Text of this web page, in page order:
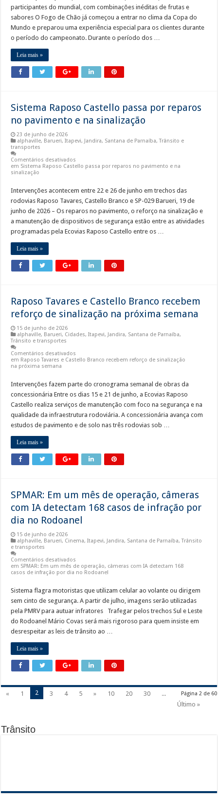
participantes do mundial, com combinações inéditas de frutas e
sabores O Fogo de Chão já começou a entrar no clima da Copa do
Mundo e preparou uma experiência especial para os clientes durante
o período do campeonato. Durante o período dos …
Leia mais »
Sistema Raposo Castello passa por reparos
no pavimento e na sinalização
23 de junho de 2026
alphaville, Barueri,Itapevi, Jandira, Santana de Parnaíba,Trânsito e
transportes
Comentários desativados
em Sistema Raposo Castello passa por reparos no pavimento e na
sinalização
Intervenções acontecem entre 22 e 26 de junho em trechos das
rodovias Raposo Tavares, Castello Branco e SP-029 Barueri, 19 de
junho de 2026 – Os reparos no pavimento, o reforço na sinalização e
a manutenção de dispositivos de segurança estão entre as atividades
programadas pela Ecovias Raposo Castello entre os …
Leia mais »
Raposo Tavares e Castello Branco recebem
reforço de sinalização na próxima semana
15 de junho de 2026
alphaville, Barueri, Cidades,Itapevi, Jandira, Santana de Parnaíba,
Trânsito e transportes
Comentários desativados
em Raposo Tavares e Castello Branco recebem reforço de sinalização
na próxima semana
Intervenções fazem parte do cronograma semanal de obras da
concessionária Entre os dias 15 e 21 de junho, a Ecovias Raposo
Castello realiza serviços de manutenção com foco na segurança e na
qualidade da infraestrutura rodoviária. A concessionária avança com
estudos de pavimento e de solo nas três rodovias sob …
Leia mais »
SPMAR: Em um mês de operação, câmeras
com IA detectam 168 casos de infração por
dia no Rodoanel
15 de junho de 2026
alphaville, Barueri, Cinema,Itapevi, Jandira, Santana de Parnaíba,Trânsito
e transportes
Comentários desativados
em SPMAR: Em um mês de operação, câmeras com IA detectam 168
casos de infração por dia no Rodoanel
Sistema flagra motoristas que utilizam celular ao volante ou dirigem
sem cinto de segurança. A partir de julho, imagens serão utilizadas
pela PMRV para autuar infratores Trafegar pelos trechos Sul e Leste
do Rodoanel Mário Covas será mais rigoroso para quem insiste em
desrespeitar as leis de trânsito ao …
Leia mais »
Página 2 de 60
« 1 2 3 4 5 » 10 20 30
...
Último »
Trânsito